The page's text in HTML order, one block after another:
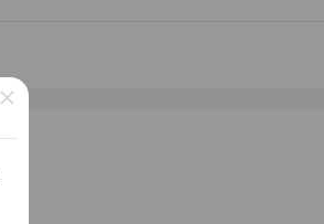
×